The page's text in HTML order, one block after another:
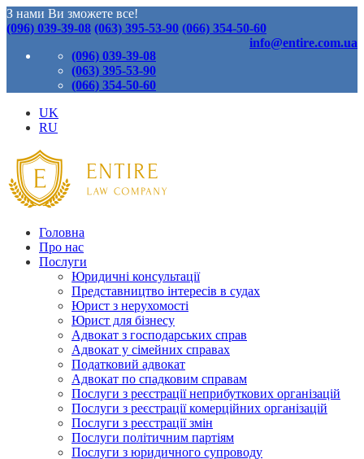
З нами Ви зможете все!
(096) 039-39-08 (063) 395-53-90 (066) 354-50-60
info@entire.com.ua
(096) 039-39-08
(063) 395-53-90
(066) 354-50-60
UK
RU
Головна
Про нас
Послуги
Юридичні консультації
Представництво інтересів в судах
Юрист з нерухомості
Юрист для бізнесу
Адвокат з господарських справ
Адвокат у сімейних справах
Податковий адвокат
Адвокат по спадковим справам
Послуги з реєстрації неприбуткових організацій
Послуги з реєстрації комерційних організацій
Послуги з реєстрації змін
Послуги політичним партіям
Послуги з юридичного супроводу